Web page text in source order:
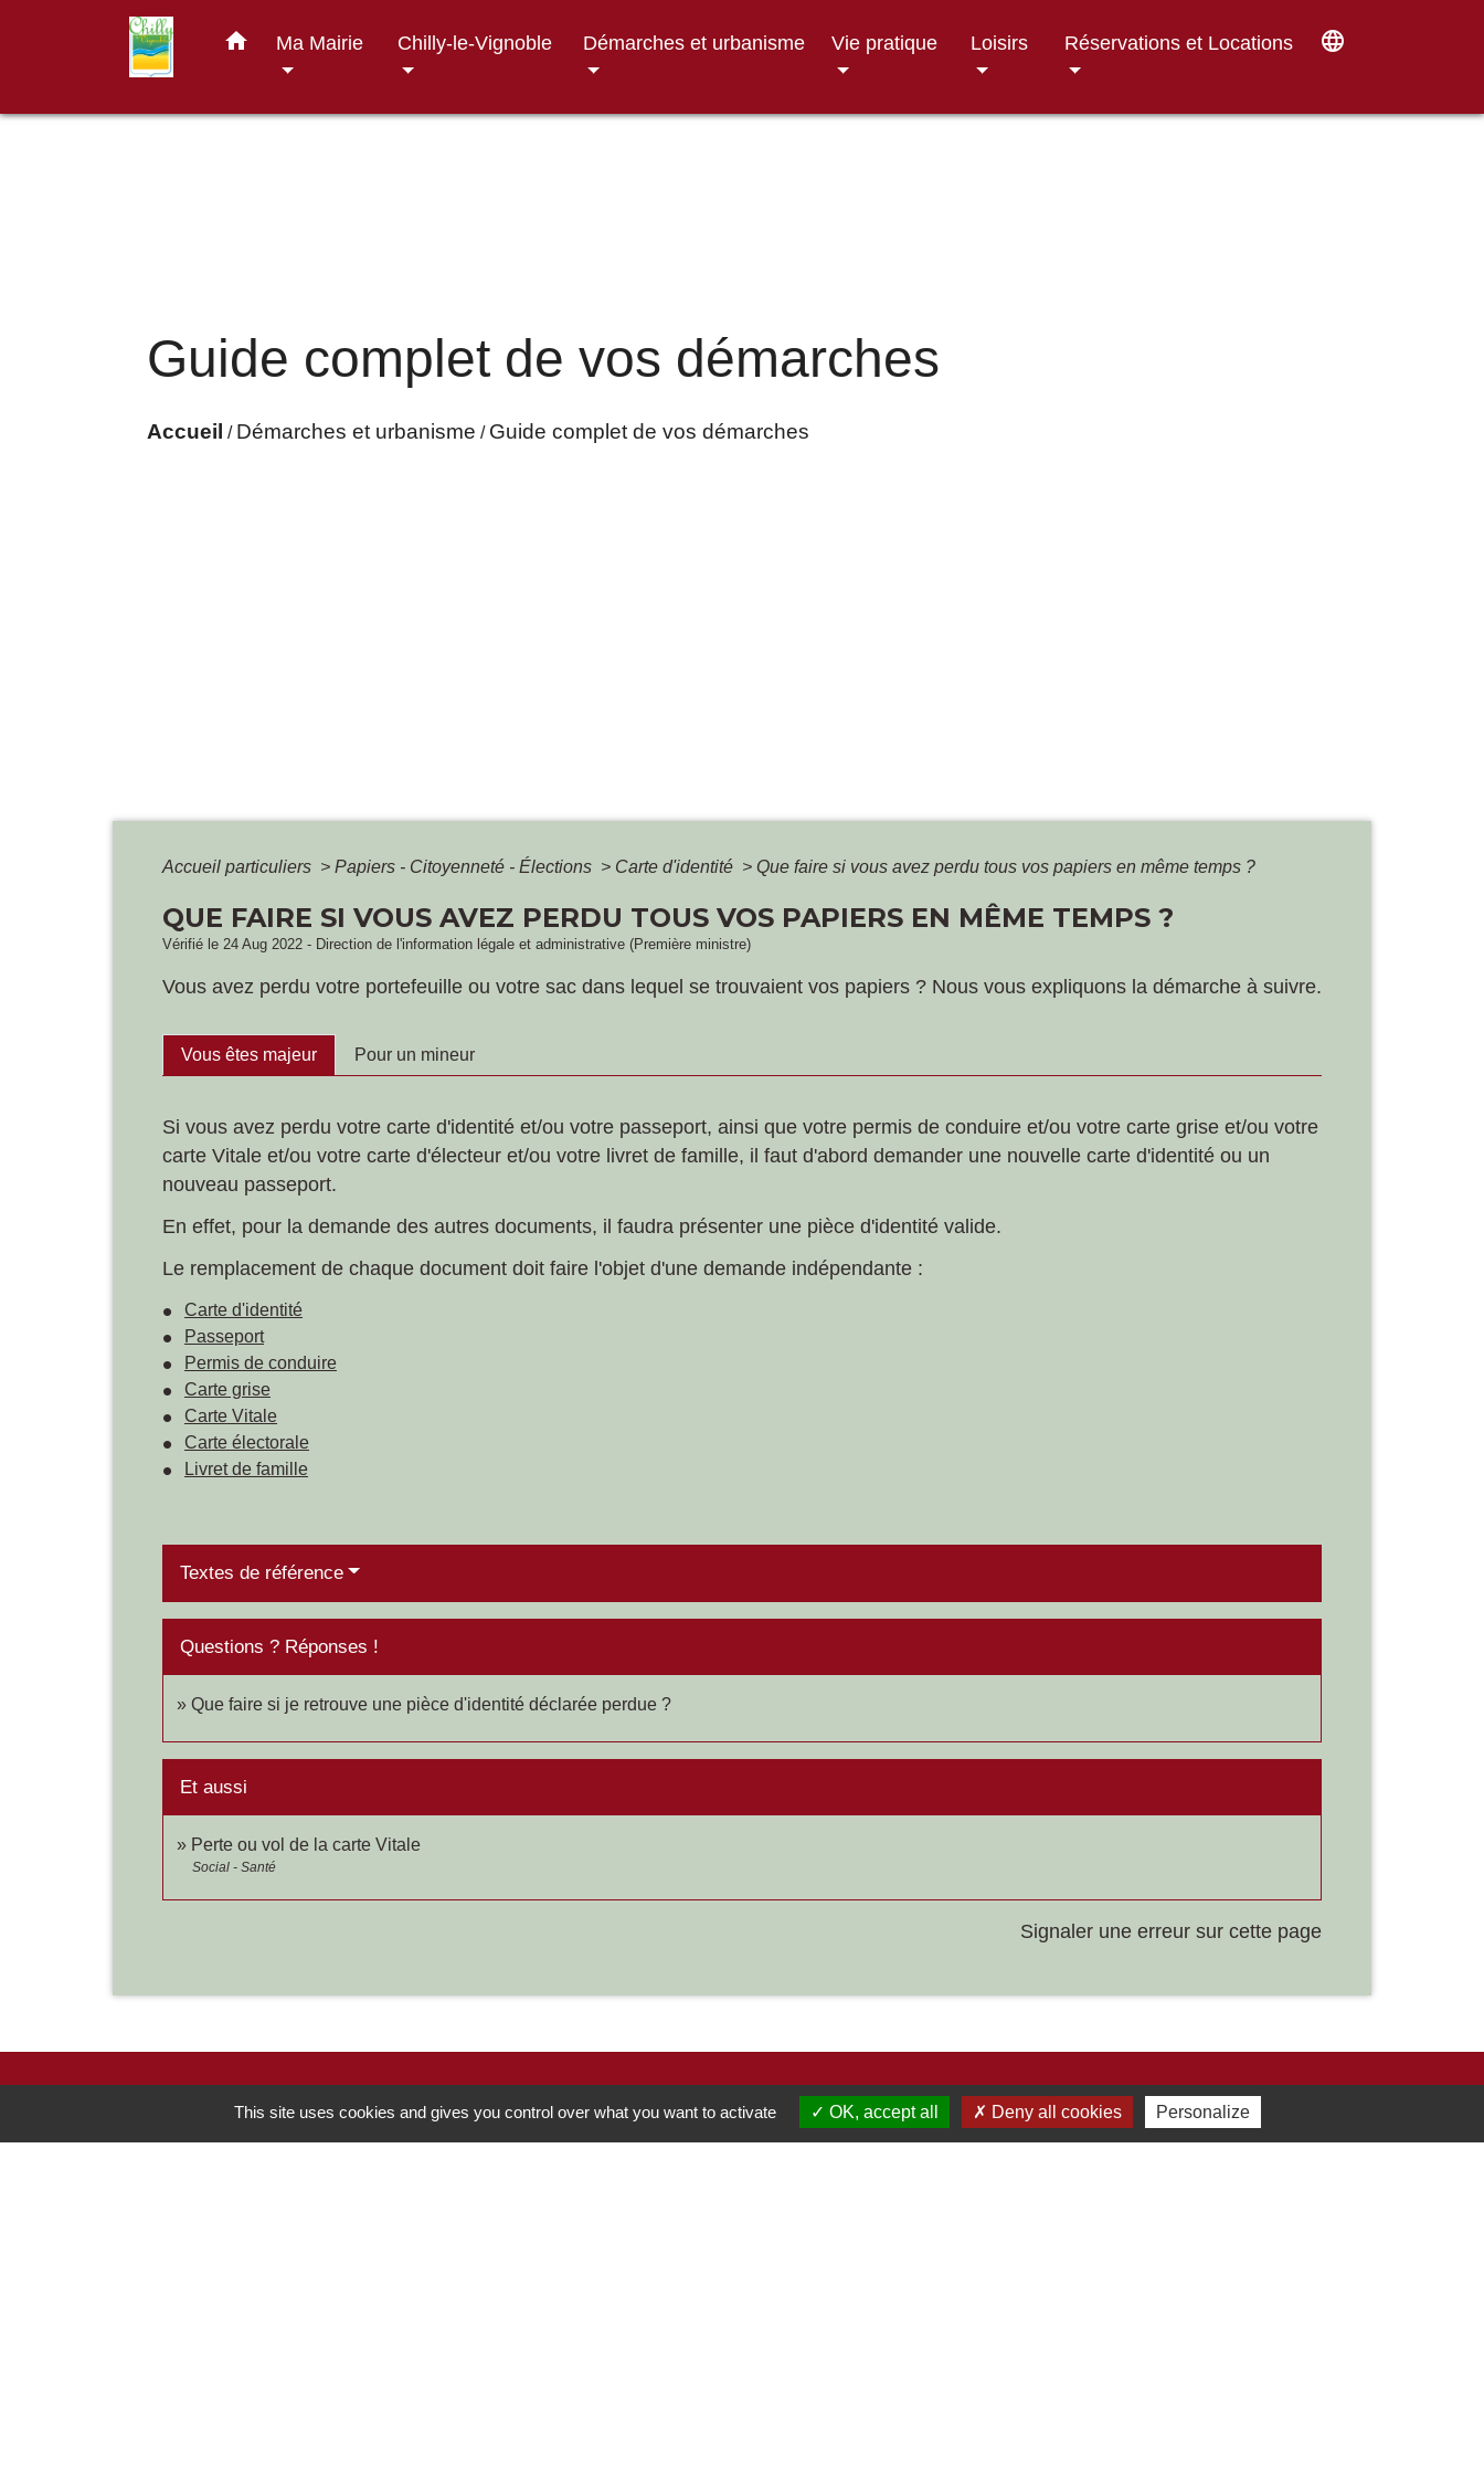
home Ma Mairie Chilly-le-Vignoble Démarches et urbanisme Vie pratique Loisirs Réservations et Locations language
Guide complet de vos démarches
Accueil / Démarches et urbanisme / Guide complet de vos démarches
Accueil particuliers > Papiers - Citoyenneté - Élections > Carte d'identité > Que faire si vous avez perdu tous vos papiers en même temps ?
QUE FAIRE SI VOUS AVEZ PERDU TOUS VOS PAPIERS EN MÊME TEMPS ?
Vérifié le 24 Aug 2022 - Direction de l'information légale et administrative (Première ministre)
Vous avez perdu votre portefeuille ou votre sac dans lequel se trouvaient vos papiers ? Nous vous expliquons la démarche à suivre.
Vous êtes majeur Pour un mineur
Si vous avez perdu votre carte d'identité et/ou votre passeport, ainsi que votre permis de conduire et/ou votre carte grise et/ou votre
carte Vitale et/ou votre carte d'électeur et/ou votre livret de famille, il faut d'abord demander une nouvelle carte d'identité ou un
nouveau passeport.
En effet, pour la demande des autres documents, il faudra présenter une pièce d'identité valide.
Le remplacement de chaque document doit faire l'objet d'une demande indépendante :
Carte d'identité
Passeport
Permis de conduire
Carte grise
Carte Vitale
Carte électorale
Livret de famille
Textes de référence
Questions ? Réponses !
Que faire si je retrouve une pièce d'identité déclarée perdue ?
Et aussi
Perte ou vol de la carte Vitale
Social - Santé
Signaler une erreur sur cette page
Contacts Liens
This site uses cookies and gives you control over what you want to activate OK, accept all Deny all cookies Personalize